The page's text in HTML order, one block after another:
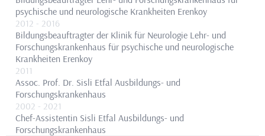
psychische und neurologische Krankheiten Erenkoy
2012 - 2016
Bildungsbeauftragter der Klinik für Neurologie Lehr- und
Forschungskrankenhaus für psychische und neurologische
Krankheiten Erenkoy
2011
Assoc. Prof. Dr. Sisli Etfal Ausbildungs- und
Forschungskrankenhaus
2002 - 2021
Chef-Assistentin Sisli Etfal Ausbildungs- und
Forschungskrankenhaus